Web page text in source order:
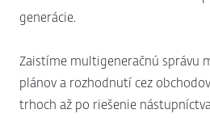
generácie.
Zaistíme multigeneračnú správu
plánov a rozhodnutí cez
trhoch až po riešenie